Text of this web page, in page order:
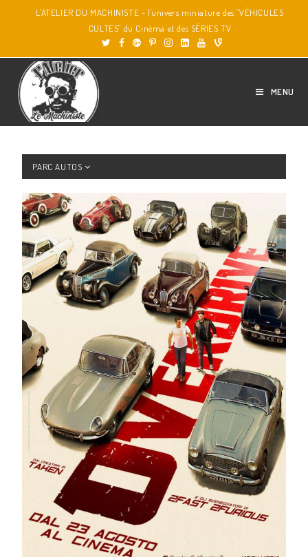
L'ATELIER DU MACHINISTE - l'univers miniature des "VÉHICULES
CULTES" du Cinéma et des SÉRIES TV
MENU
PARC AUTOS